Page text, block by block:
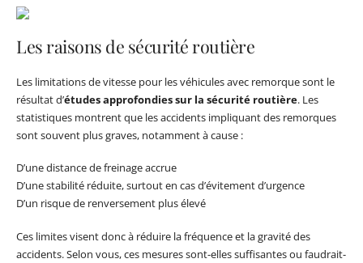
Les raisons de sécurité routière
Les limitations de vitesse pour les véhicules avec remorque sont le
résultat d’études approfondies sur la sécurité routière. Les
statistiques montrent que les accidents impliquant des remorques
sont souvent plus graves, notamment à cause :
D’une distance de freinage accrue
D’une stabilité réduite, surtout en cas d’évitement d’urgence
D’un risque de renversement plus élevé
Ces limites visent donc à réduire la fréquence et la gravité des
accidents. Selon vous, ces mesures sont-elles suffisantes ou faudrait-